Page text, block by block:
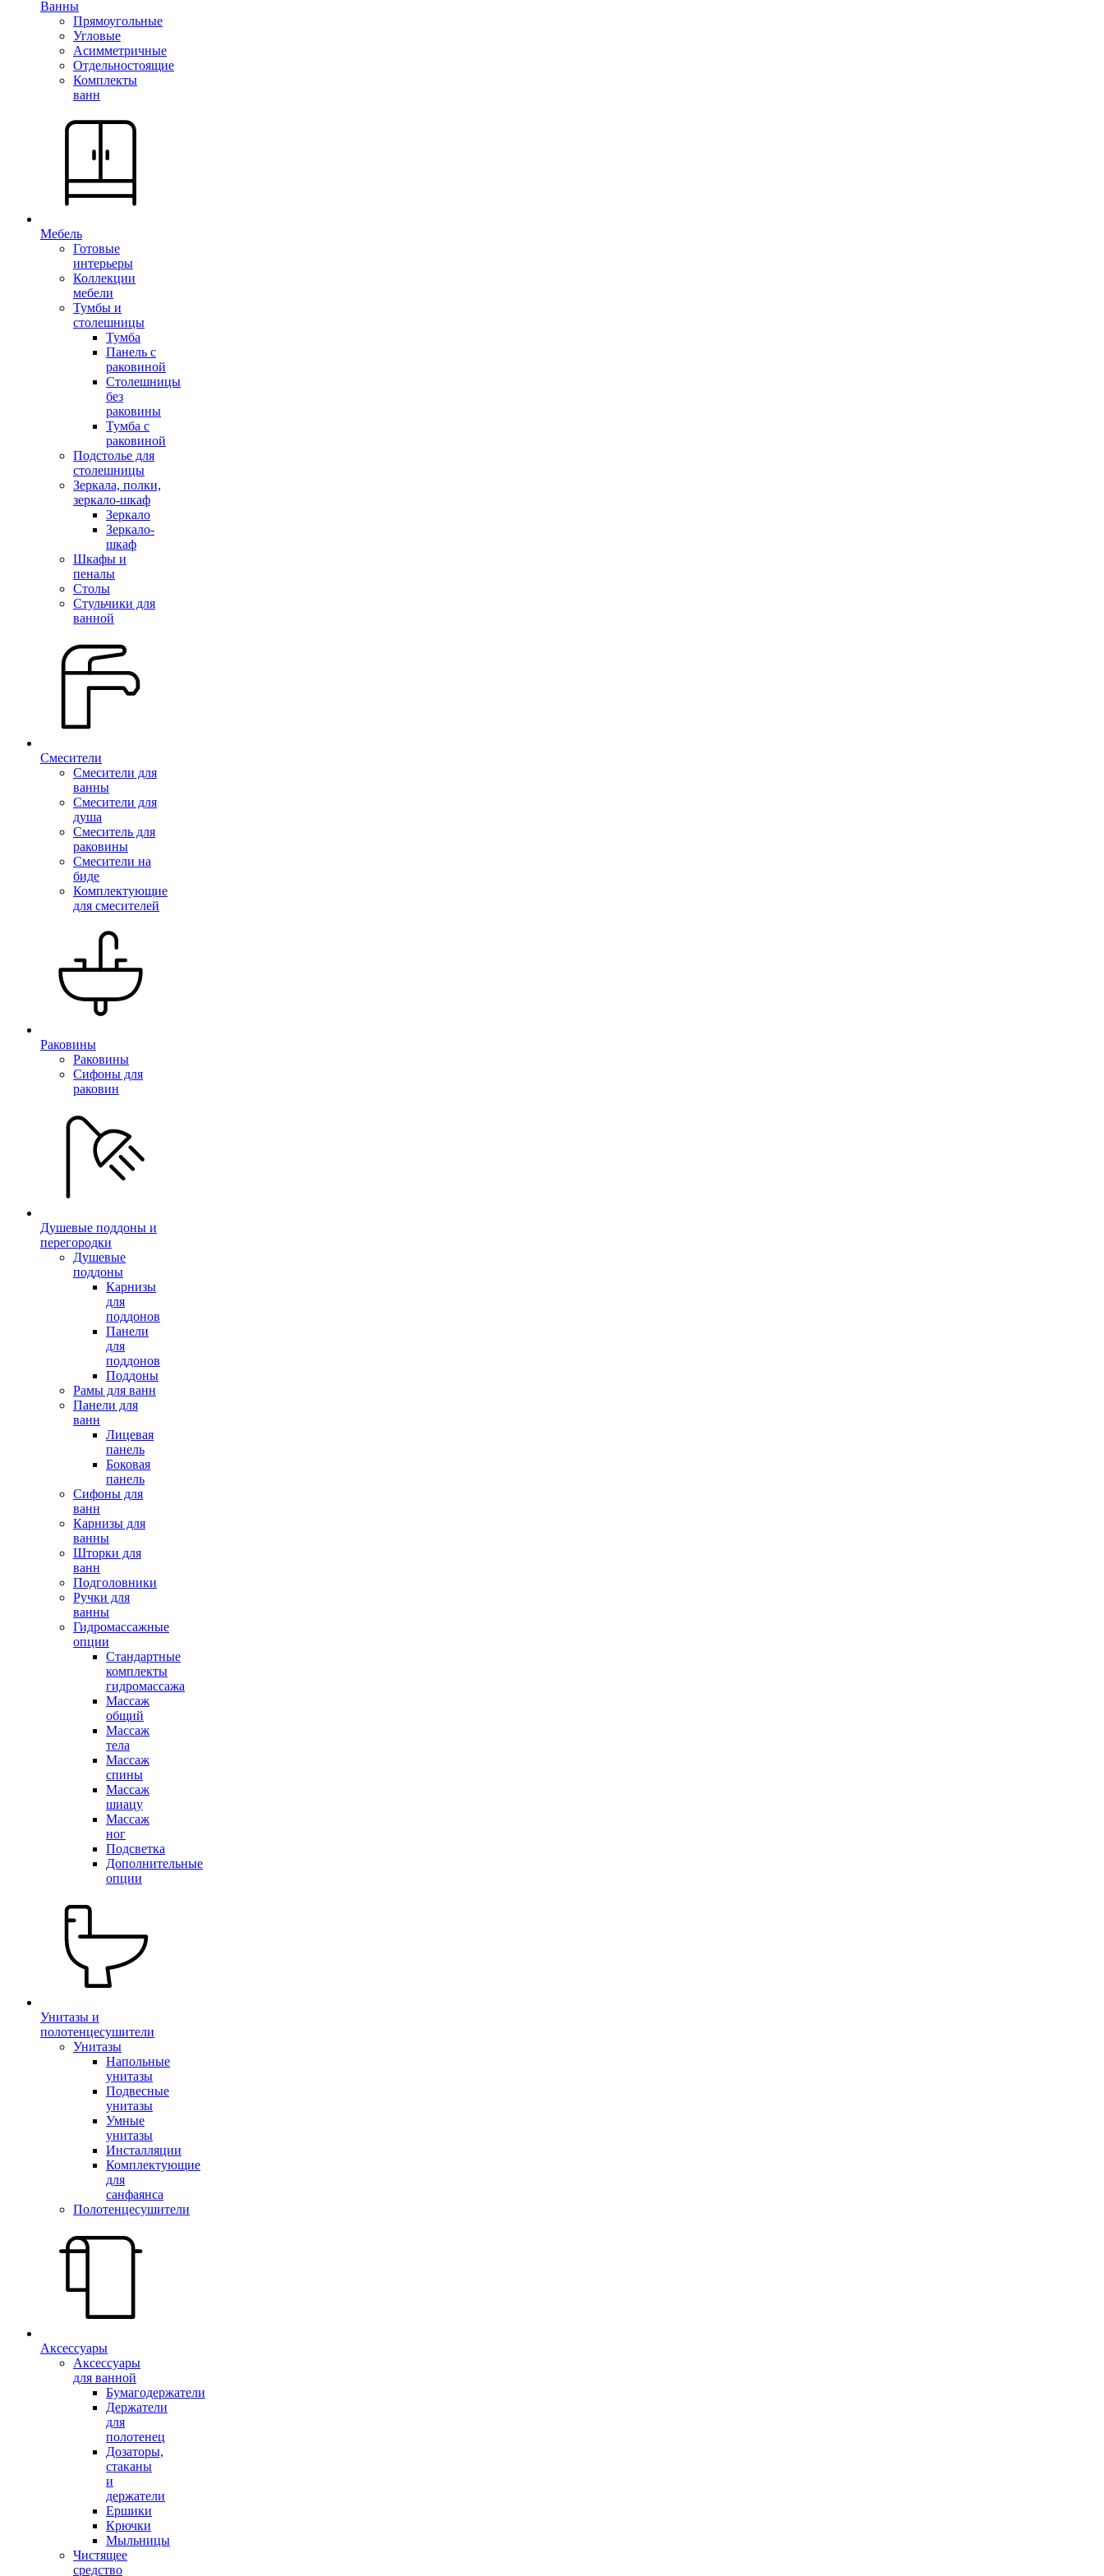
Ванны
Прямоугольные
Угловые
Асимметричные
Отдельностоящие
Комплекты
ванн
Мебель
Готовые
интерьеры
Коллекции
мебели
Тумбы и
столешницы
Тумба
Панель с
раковиной
Столешницы
без
раковины
Тумба с
раковиной
Подстолье для
столешницы
Зеркала, полки,
зеркало-шкаф
Зеркало
Зеркало-
шкаф
Шкафы и
пеналы
Столы
Стульчики для
ванной
Смесители
Смесители для
ванны
Смесители для
душа
Смеситель для
раковины
Смесители на
биде
Комплектующие
для смесителей
Раковины
Раковины
Сифоны для
раковин
Душевые поддоны и
перегородки
Душевые
поддоны
Карнизы
для
поддонов
Панели
для
поддонов
Поддоны
Рамы для ванн
Панели для
ванн
Лицевая
панель
Боковая
панель
Сифоны для
ванн
Карнизы для
ванны
Шторки для
ванн
Подголовники
Ручки для
ванны
Гидромассажные
опции
Стандартные
комплекты
гидромассажа
Массаж
общий
Массаж
тела
Массаж
спины
Массаж
шиацу
Массаж
ног
Подсветка
Дополнительные
опции
Унитазы и
полотенцесушители
Унитазы
Напольные
унитазы
Подвесные
унитазы
Умные
унитазы
Инсталляции
Комплектующие
для
санфаянса
Полотенцесушители
Аксессуары
Аксессуары
для ванной
Бумагодержатели
Держатели
для
полотенец
Дозаторы,
стаканы
и
держатели
Ершики
Крючки
Мыльницы
Чистящее
средство